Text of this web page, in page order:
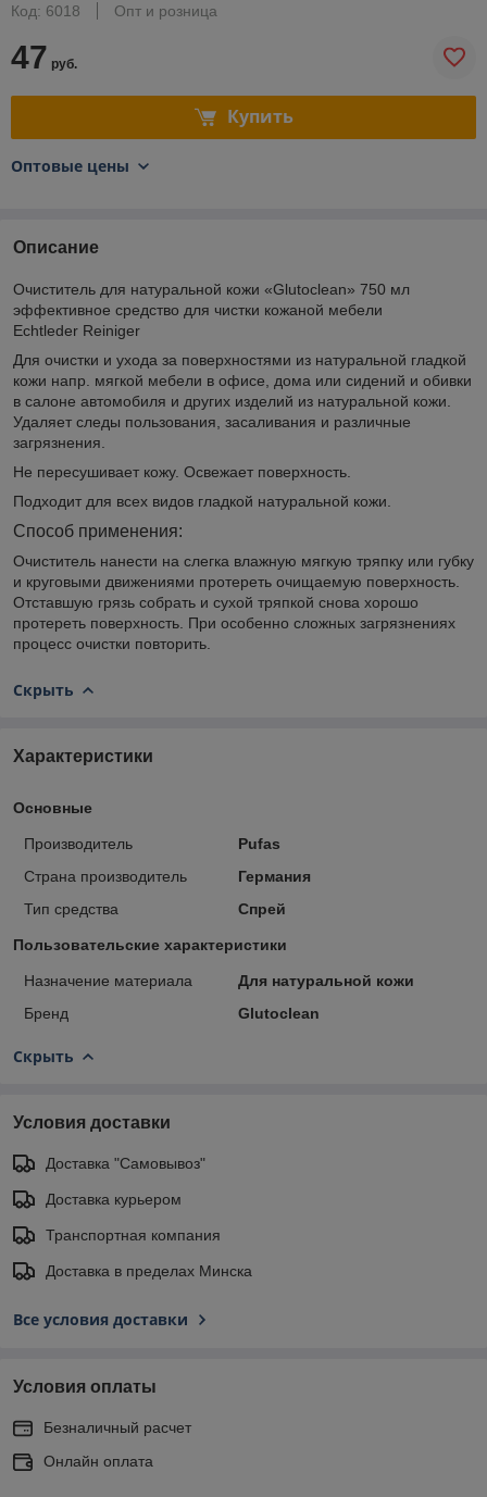
Код: 6018
Опт и розница
47 руб.
Купить
Оптовые цены
Описание
Очиститель для натуральной кожи «Glutoclean» 750 мл
эффективное средство для чистки кожаной мебели
Echtleder Reiniger
Для очистки и ухода за поверхностями из натуральной гладкой
кожи напр. мягкой мебели в офисе, дома или сидений и обивки
в салоне автомобиля и других изделий из натуральной кожи.
Удаляет следы пользования, засаливания и различные
загрязнения.
Не пересушивает кожу. Освежает поверхность.
Подходит для всех видов гладкой натуральной кожи.
Способ применения:
Очиститель нанести на слегка влажную мягкую тряпку или губку
и круговыми движениями протереть очищаемую поверхность.
Отставшую грязь собрать и сухой тряпкой снова хорошо
протереть поверхность. При особенно сложных загрязнениях
процесс очистки повторить.
Скрыть
Характеристики
Основные
Производитель
Pufas
Страна производитель
Германия
Тип средства
Спрей
Пользовательские характеристики
Назначение материала
Для натуральной кожи
Бренд
Glutoclean
Скрыть
Условия доставки
Доставка "Самовывоз"
Доставка курьером
Транспортная компания
Доставка в пределах Минска
Все условия доставки
Условия оплаты
Безналичный расчет
Онлайн оплата